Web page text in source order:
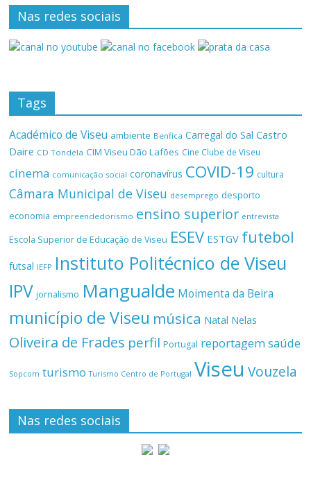
Nas redes sociais
Tags
Académico de Viseu ambiente Benfica Carregal do Sal Castro
Daire CD Tondela CIM Viseu Dão Lafões Cine Clube de Viseu
cinema comunicação social coronavírus COVID-19 cultura
Câmara Municipal de Viseu desemprego desporto
economia empreendedorismo ensino superior entrevista
Escola Superior de Educação de Viseu ESEV ESTGV futebol
futsal IEFP Instituto Politécnico de Viseu
IPV jornalismo Mangualde Moimenta da Beira
município de Viseu música Natal Nelas
Oliveira de Frades perfil Portugal reportagemsaúde
Sopcom turismo Turismo Centro de Portugal Viseu Vouzela
Nas redes sociais